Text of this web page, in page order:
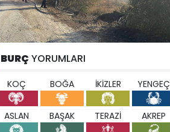
BURÇ YORUMLARI
KOÇ BOĞA İKİZLER YENGEÇ
ASLAN BAŞAK TERAZİ AKREP